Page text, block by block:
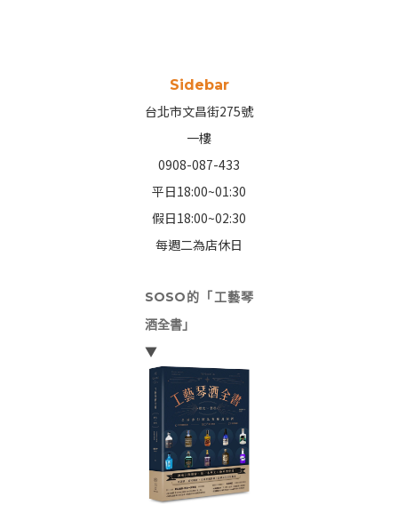
Sidebar
台北市文昌街275號
一樓
0908-087-433
平日18:00~01:30
假日18:00~02:30
每週二為店休日
SOSO的「工藝琴
酒全書」
▼